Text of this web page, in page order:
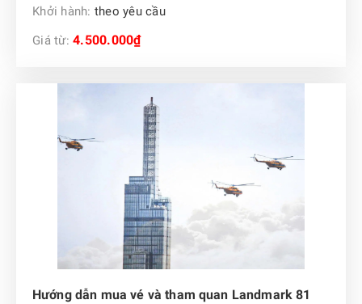
Khởi hành: theo yêu cầu
Giá từ: 4.500.000₫
Hướng dẫn mua vé và tham quan Landmark 81